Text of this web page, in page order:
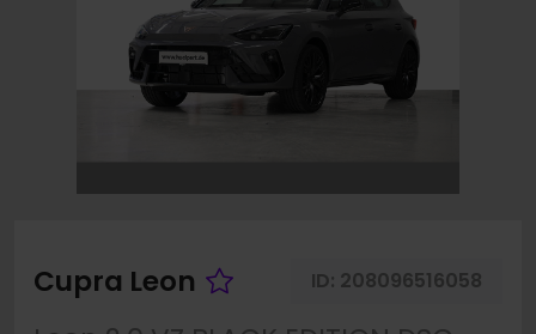
Cupra Leon Fahrzeug merken
ID: 208096516058